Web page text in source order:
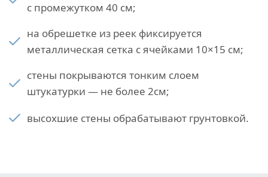
с промежутком 40 см;
на обрешетке из реек фиксируется
металлическая сетка с ячейками 10×15 см;
стены покрываются тонким слоем
штукатурки — не более 2см;
высохшие стены обрабатывают грунтовкой.